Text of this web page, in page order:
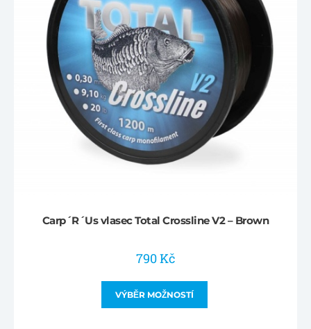
Carp´R´Us vlasec Total Crossline V2 – Brown
790Kč
VÝBĚR MOŽNOSTÍ